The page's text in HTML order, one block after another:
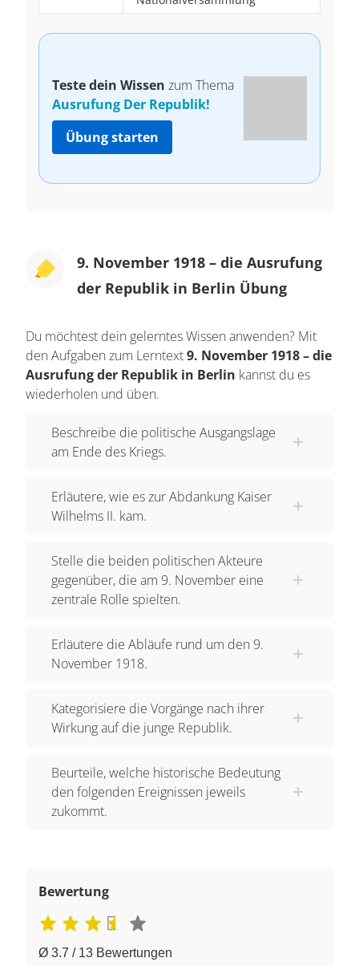
Teste dein Wissen zum Thema
Ausrufung Der Republik!
Übung starten
9. November 1918 – die Ausrufung
der Republik in Berlin Übung
Du möchtest dein gelerntes Wissen anwenden? Mit
den Aufgaben zum Lerntext9. November 1918 – die
Ausrufung der Republik in Berlin kannst du es
wiederholen und üben.
Beschreibe die politische Ausgangslage
am Ende des Kriegs.
Erläutere, wie es zur Abdankung Kaiser
Wilhelms II. kam.
Stelle die beiden politischen Akteure
gegenüber, die am 9. November eine
zentrale Rolle spielten.
Erläutere die Abläufe rund um den 9.
November 1918.
Kategorisiere die Vorgänge nach ihrer
Wirkung auf die junge Republik.
Beurteile, welche historische Bedeutung
den folgenden Ereignissen jeweils
zukommt.
Bewertung
Ø 3.7 / 13 Bewertungen